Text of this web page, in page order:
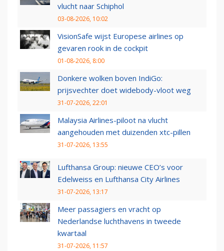
vlucht naar Schiphol
03-08-2026, 10:02
VisionSafe wijst Europese airlines op
gevaren rook in de cockpit
01-08-2026, 8:00
Donkere wolken boven IndiGo:
prijsvechter doet widebody-vloot weg
31-07-2026, 22:01
Malaysia Airlines-piloot na vlucht
aangehouden met duizenden xtc-pillen
31-07-2026, 13:55
Lufthansa Group: nieuwe CEO’s voor
Edelweiss en Lufthansa City Airlines
31-07-2026, 13:17
Meer passagiers en vracht op
Nederlandse luchthavens in tweede
kwartaal
31-07-2026, 11:57